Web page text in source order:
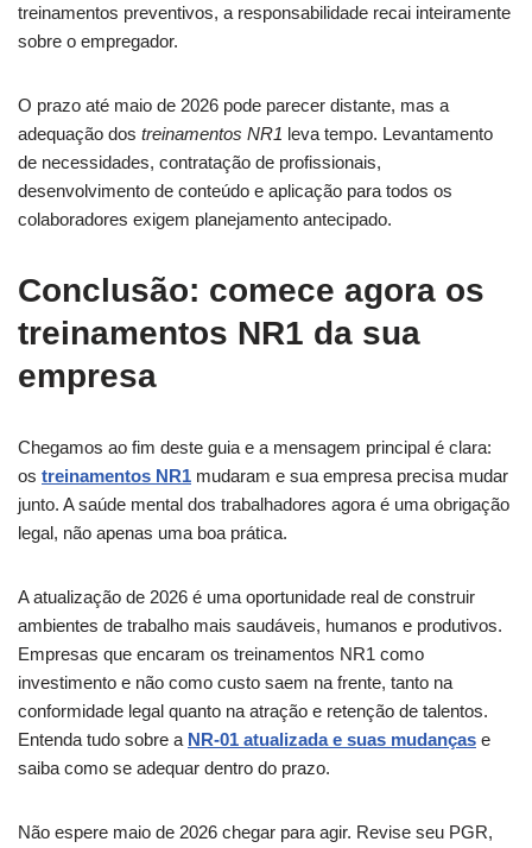
treinamentos preventivos, a responsabilidade recai inteiramente
sobre o empregador.
O prazo até maio de 2026 pode parecer distante, mas a
adequação dos treinamentos NR1 leva tempo. Levantamento
de necessidades, contratação de profissionais,
desenvolvimento de conteúdo e aplicação para todos os
colaboradores exigem planejamento antecipado.
Conclusão: comece agora os
treinamentos NR1 da sua
empresa
Chegamos ao fim deste guia e a mensagem principal é clara:
os treinamentos NR1 mudaram e sua empresa precisa mudar
junto. A saúde mental dos trabalhadores agora é uma obrigação
legal, não apenas uma boa prática.
A atualização de 2026 é uma oportunidade real de construir
ambientes de trabalho mais saudáveis, humanos e produtivos.
Empresas que encaram os treinamentos NR1 como
investimento e não como custo saem na frente, tanto na
conformidade legal quanto na atração e retenção de talentos.
Entenda tudo sobre a NR-01 atualizada e suas mudanças e
saiba como se adequar dentro do prazo.
Não espere maio de 2026 chegar para agir. Revise seu PGR,